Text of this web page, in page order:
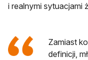
i realnymi sytuacjami
Zamiast
definicji,